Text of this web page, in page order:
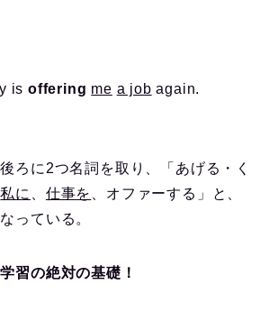
is offering me a job again.
ろに2つ名詞を取り、「あげる・く
私に 仕事を
、オファーする」と、
っている。
習の絶対の基礎！